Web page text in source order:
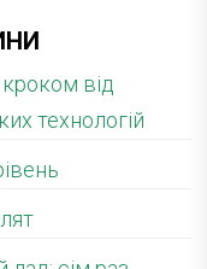
від
технологій